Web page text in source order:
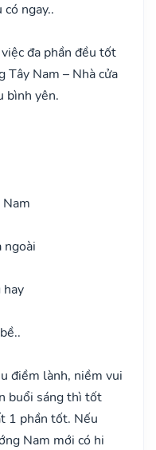
ngay..
đa phần đều tốt
Tây Nam – Nhà cửa
bình yên.
ngoài
hay
điềm lành, niềm vui
buổi sáng thì tốt
1 phần tốt. Nếu
Nam mới có hi